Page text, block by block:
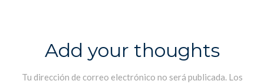
Add your thoughts
Tu dirección de correo electrónico no será publicada. Los